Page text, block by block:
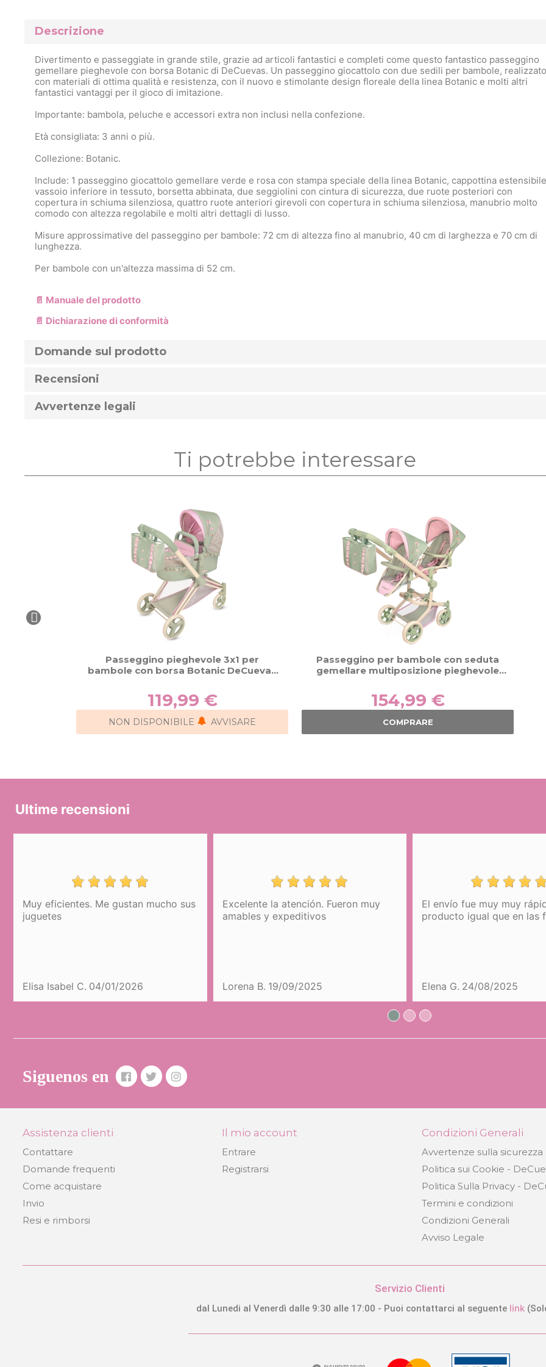
Descrizione
Divertimento e passeggiate in grande stile, grazie ad articoli fantastici e completi come questo fantastico passeggino
gemellare pieghevole con borsa Botanic di DeCuevas. Un passeggino giocattolo con due sedili per bambole, realizzato
con materiali di ottima qualità e resistenza, con il nuovo e stimolante design floreale della linea Botanic e molti altri
fantastici vantaggi per il gioco di imitazione.
Importante: bambola, peluche e accessori extra non inclusi nella confezione.
Età consigliata: 3 anni o più.
Collezione: Botanic.
Include: 1 passeggino giocattolo gemellare verde e rosa con stampa speciale della linea Botanic, cappottina
vassoio inferiore in tessuto, borsetta abbinata, due seggiolini con cintura di sicurezza, due ruote posteriori con
copertura in schiuma silenziosa, quattro ruote anteriori girevoli con copertura in schiuma silenziosa, manubrio molto
comodo con altezza regolabile e molti altri dettagli di lusso.
Misure approssimative del passeggino per bambole: 72 cm di altezza fino al manubrio, 40 cm di larghezza e 70 cm di
lunghezza.
Per bambole con un'altezza massima di 52 cm.
📄 Manuale del prodotto
📄 Dichiarazione di conformità
Domande sul prodotto
Recensioni
Avvertenze legali
Ti potrebbe interessare
Passeggino pieghevole 3x1 per
bambole con borsa Botanic DeCuevas
119,99 €
NON DISPONIBILE AVVISARE
Passeggino per bambole con seduta
gemellare multiposizione pieghevole
154,99 €
COMPRARE
Passeggino pieghevole per bambole
Reborn con manubrio regolabile e
Passeggino pieghevole per bambole
con manubrio regolabile e ombrellino
Passeggino per bambole Il mio primo
passeggino con borsa Botanic
Passeggino per bambole con seduta XL
pieghevole Botanic DeCuevas 90168
64,99 €
COMPRARE
Ultime recensioni
Muy eficientes. Me gustan mucho sus
juguetes
Elisa Isabel C. 04/01/2026
Excelente la atención. Fueron muy
amables y expeditivos
Lorena B. 19/09/2025
El envío fue muy muy
producto igual que en las
Elena G. 24/08/2025
Siguenos en
Assistenza clienti
Contattare
Domande frequenti
Come acquistare
Invio
Resi e rimborsi
Il mio account
Entrare
Registrarsi
Condizioni Generali
Avvertenze sulla sicurezza
Politica sui Cookie -
Politica Sulla Privacy -
Termini e condizioni
Condizioni Generali
Avviso Legale
Servizio Clienti
dal Lunedi al Venerdì dalle 9:30 alle 17:00 - Puoi contattarci al seguente link